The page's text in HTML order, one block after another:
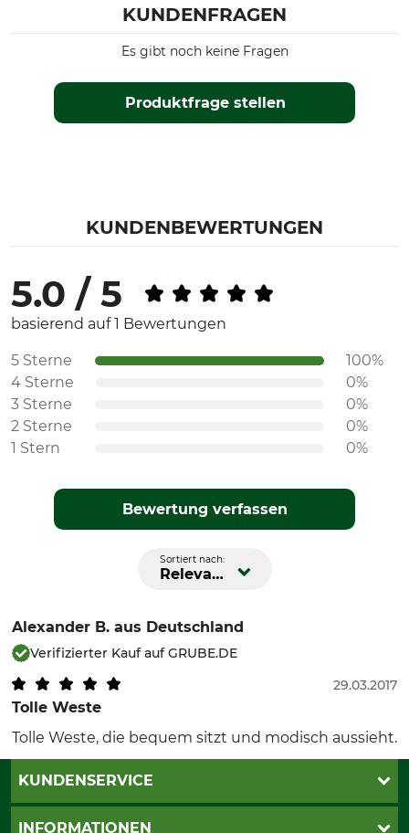
KUNDENFRAGEN
Produktfrage stellen
Es gibt noch keine Fragen
KUNDENBEWERTUNGEN
5.0 / 5
basierend auf 1 Bewertungen
5 Sterne
100%
4 Sterne
0%
3 Sterne
0%
2 Sterne
0%
1 Stern
0%
Bewertung verfassen
Sortiert nach:
Relevanz
Alexander B. aus Deutschland
Verifizierter Kauf auf GRUBE.DE
Tolle Weste
29.03.2017
Tolle Weste, die bequem sitzt und modisch aussieht.
KUNDENSERVICE
Katalogbestellung
INFORMATIONEN